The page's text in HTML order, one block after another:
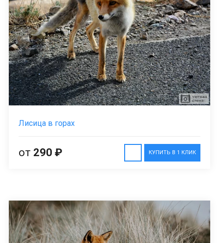
Лисица в горах
КУПИТЬ В 1 КЛИК
от 290 ₽